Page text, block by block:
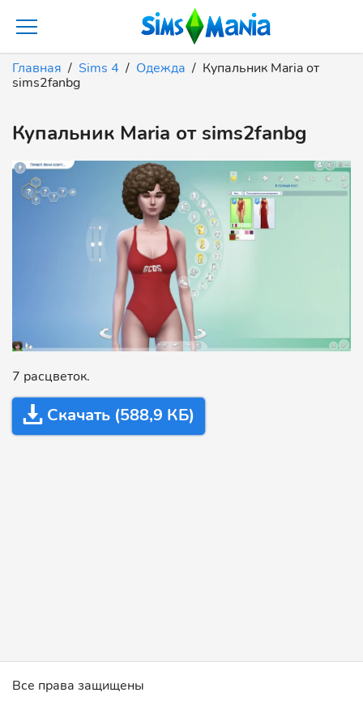
Главная Sims 4 Одежда
Купальник Maria от
sims2fanbg
Купальник Maria от sims2fanbg
7 расцветок.
Скачать (588,9 КБ)
Все права защищены